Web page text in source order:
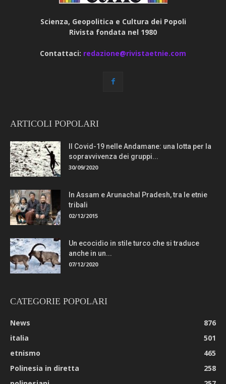
Scienza, Geopolitica e Cultura dei Popoli
Rivista fondata nel 1980
Contattaci: redazione@rivistaetnie.com
ARTICOLI POPOLARI
Il Covid-19 nelle Andamane: una lotta per la
sopravvivenza dei gruppi...
30/09/2020
In Assam e Arunachal Pradesh, tra le etnie
tribali
02/12/2015
Un ecocidio in stile turco che si traduce
anche in un...
07/12/2020
CATEGORIE POPOLARI
News
876
italia
501
etnismo
465
Polinesia in diretta
258